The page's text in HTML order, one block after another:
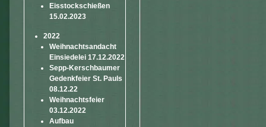
Eisstockschießen
15.02.2023
2022
Weihnachtsandacht
Einsiedelei 17.12.2022
Sepp-Kerschbaumer
Gedenkfeier St. Pauls
08.12.22
Weihnachtsfeier
03.12.2022
Aufbau